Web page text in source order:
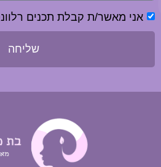
אני מאשר/ת קבלת תכנים
שליחה